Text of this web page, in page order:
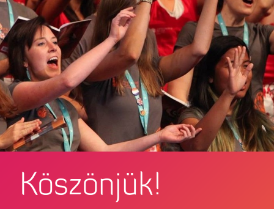
Köszönjük!
Utazás Pécsre